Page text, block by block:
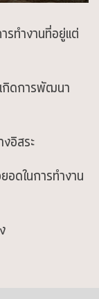
รทำงานที่อยู่แต่
กิดการพัฒนา
อิสระ
อดในการทำงาน